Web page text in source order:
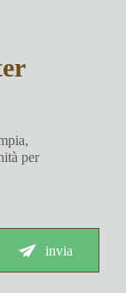
per
invia